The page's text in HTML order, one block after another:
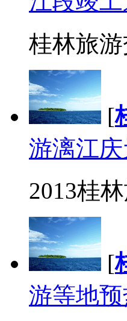
桂林旅
[
游漓江
2013桂
[
游等地预